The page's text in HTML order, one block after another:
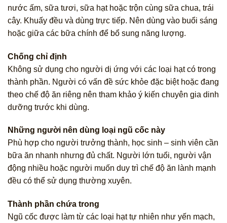
nước ấm, sữa tươi, sữa hạt hoặc trộn cùng sữa chua, trái
cây. Khuấy đều và dùng trực tiếp. Nên dùng vào buổi sáng
hoặc giữa các bữa chính để bổ sung năng lượng.
Chống chỉ định
Không sử dụng cho người dị ứng với các loại hạt có trong
thành phần. Người có vấn đề sức khỏe đặc biệt hoặc đang
theo chế độ ăn riêng nên tham khảo ý kiến chuyên gia dinh
dưỡng trước khi dùng.
Những người nên dùng loại ngũ cốc này
Phù hợp cho người trưởng thành, học sinh – sinh viên cần
bữa ăn nhanh nhưng đủ chất. Người lớn tuổi, người vận
động nhiều hoặc người muốn duy trì chế độ ăn lành mạnh
đều có thể sử dụng thường xuyên.
Thành phần chứa trong
Ngũ cốc được làm từ các loại hạt tự nhiên như yến mạch,